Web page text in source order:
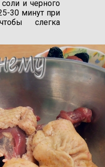
и черного
30 минут при
слегка